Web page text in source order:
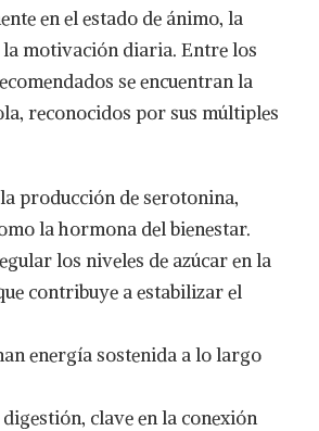
en el estado de ánimo, la
motivación diaria. Entre los
se encuentran la
reconocidos por sus múltiples
producción de serotonina,
la hormona del bienestar.
los niveles de azúcar en la
contribuye a estabilizar el
energía sostenida a lo largo
clave en la conexión